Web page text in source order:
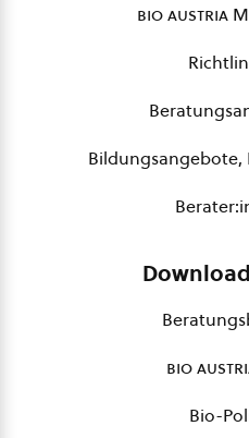
bio austria
Bildungsangebote,
bio
Bio-